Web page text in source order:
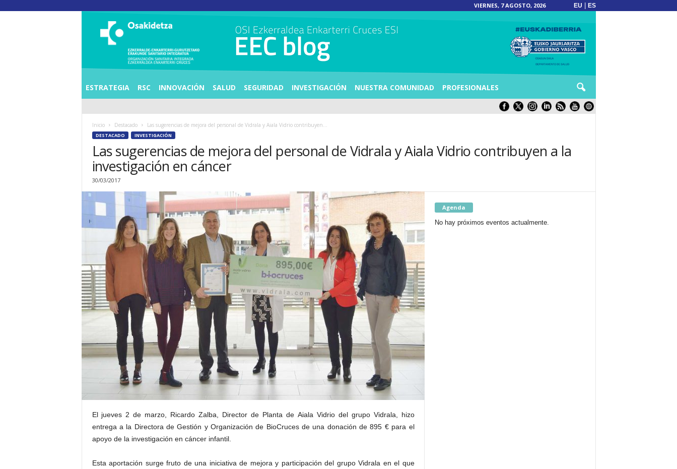
VIERNES, 7 AGOSTO, 2026 EU ES
A
I
C
R
U
C
E
ESTRATEGIA RSC INNOVACIÓN SALUD SEGURIDAD INVESTIGACIÓN NUESTRA COMUNIDAD PROFESIONALES
Inicio Destacado Las sugerencias de mejora del personal de Vidrala y Aiala Vidrio contribuyen...
DESTACADO INVESTIGACIÓN
Las sugerencias de mejora del personal de Vidrala y Aiala Vidrio contribuyen a la
investigación en cáncer
30/03/2017
El jueves 2 de marzo, Ricardo Zalba, Director de Planta de Aiala Vidrio del grupo Vidrala, hizo
entrega a la Directora de Gestión y Organización de BioCruces de una donación de 895 € para el
apoyo de la investigación en cáncer infantil.
Esta aportación surge fruto de una iniciativa de mejora y participación del grupo Vidrala en el que
Agenda
No hay próximos eventos actualmente.